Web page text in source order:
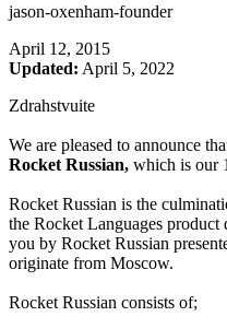
jason-oxenham-founder
April 12, 2015
Updated: April 5, 2022
Zdrahstvuite
We are pleased to announce
Rocket Russian, which is our
Rocket Russian is the
the Rocket Languages product
you by Rocket Russian
originate from Moscow.
Rocket Russian consists of;